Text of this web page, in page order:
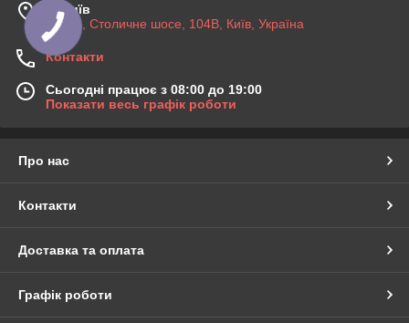
м. Київ
03045, Столичне шосе, 104B, Київ, Україна
Контакти
Сьогодні працює з 08:00 до 19:00
Показати весь графік роботи
Про нас
Контакти
Доставка та оплата
Графік роботи